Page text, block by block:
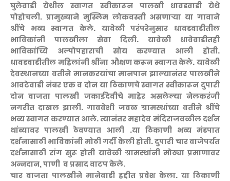
घुलेवाडी येथील स्वागत स्वीकारून पालखी धावडवाडी येथे
पोहोचली. प्रामुख्याने मुस्लिम लोकवस्ती असणाऱ्या या गावाने
श्रींचे भव्य स्वागत केले. यावेळी परंपरेनुसार धावडवाडीतील
भाविकांनी पालखीला सेवा दिली. यावेळी धावेवाडीतही
भाविकांच्यि अल्पोपहाराची सोय करण्यात आली होती.
धावडवाडीतील महिलांनी श्रींना औक्षण करून स्वागत केले. यावेळी
देवस्थानच्या वतीने मानकरयांचा मानपान झाल्यानंतर पालखीने
आवटेवाडी नंबर एक व दोन या ठिकाणचे स्वागत स्वीकारून दुपारी
दोन वाजता पालखी जकाईदेवीचे माहेर असलेल्या नेलकरंजी
नगरीत दाखल झाली. गाववेशी जवळ ग्रामस्थांच्या वतीने श्रींचे
भव्य स्वागत करण्यात आले. त्यानंतर महादेव मंदिराजवळील दर्शन
थांब्यावर पालखी ठेवण्यात आली .या ठिकाणी भव्य मंडपात
दर्शनासाठी भाविकांनी मोठी गर्दी केली होती. दुपारी चार वाजेपर्यंत
दर्शनासाठी रांग सुरू होती यावेळी ग्रामस्थांनी मोठ्या प्रमाणावर
अन्नदान, पाणी व प्रसाद वाटप केले.
चार वाजता पालखीने मानेवाडी हद्दीत प्रवेश केला. या ठिकाणी